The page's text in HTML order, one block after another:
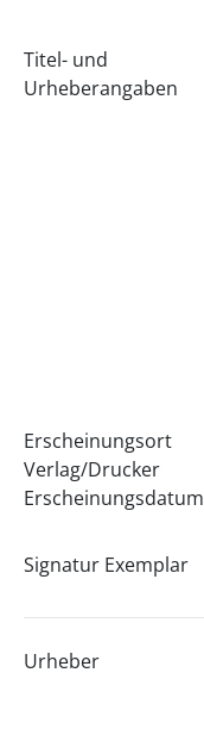
Titel- und
Urheberangaben
Erscheinungsort
Verlag/Drucker
Erscheinungsdatum
Signatur Exemplar
Urheber